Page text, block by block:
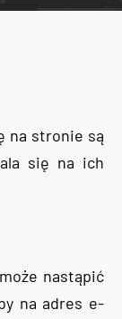
na stronie są
się na ich
nastąpić
na adres e-